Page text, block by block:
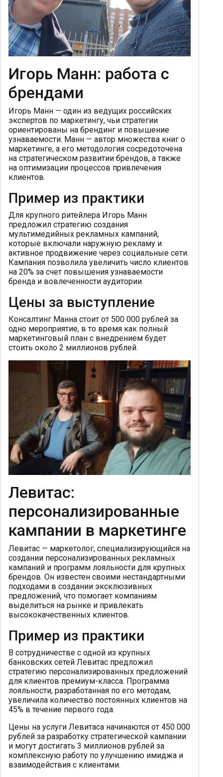
Игорь Манн: работа с
брендами
Игорь Манн — один из ведущих российских
экспертов по маркетингу, чьи стратегии
ориентированы на брендинг и повышение
узнаваемости. Манн — автор множества книг о
маркетинге, а его методология сосредоточена
на стратегическом развитии брендов, а также
на оптимизации процессов привлечения
клиентов.
Пример из практики
Для крупного ритейлера Игорь Манн
предложил стратегию создания
мультимедийных рекламных кампаний,
которые включали наружную рекламу и
активное продвижение через социальные сети.
Кампания позволила увеличить число клиентов
на 20% за счет повышения узнаваемости
бренда и вовлеченности аудитории.
Цены за выступление
Консалтинг Манна стоит от 500 000 рублей за
одно мероприятие, в то время как полный
маркетинговый план с внедрением будет
стоить около 2 миллионов рублей.
Левитас:
персонализированные
кампании в маркетинге
Левитас — маркетолог, специализирующийся на
создании персонализированных рекламных
кампаний и программ лояльности для крупных
брендов. Он известен своими нестандартными
подходами в создании эксклюзивных
предложений, что помогает компаниям
выделиться на рынке и привлекать
высококачественных клиентов.
Пример из практики
В сотрудничестве с одной из крупных
банковских сетей Левитас предложил
стратегию персонализированных предложений
для клиентов премиум-класса. Программа
лояльности, разработанная по его методам,
увеличила количество постоянных клиентов на
45% в течение первого года.
Цены на услуги Левитаса начинаются от 450 000
рублей за разработку стратегической кампании
и могут достигать 3 миллионов рублей за
комплексную работу по улучшению имиджа и
взаимодействия с клиентами.